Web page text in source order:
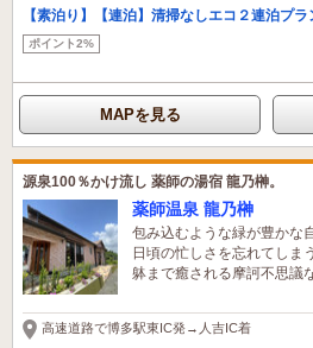
【素泊り】【連泊】清掃なしエコ２連泊プラ
ポイント2%
MAPを見る
源泉100％かけ流し 薬師の湯宿 龍乃榊。
薬師温泉 龍乃榊
包み込むような緑が豊かな
日頃の忙しさを忘れてし
躰まで癒される摩訶不思議
高速道路で博多駅東IC発→人吉IC着